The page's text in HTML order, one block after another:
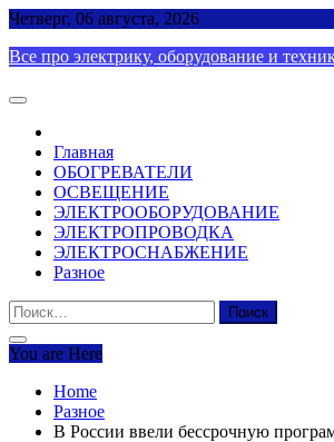
Skip
content
Четверг, 06 августа, 2026
Все про электрику, оборудование и
Главная
ОБОГРЕВАТЕЛИ
ОСВЕЩЕНИЕ
ЭЛЕКТРООБОРУДОВАНИЕ
ЭЛЕКТРОПРОВОДКА
ЭЛЕКТРОСНАБЖЕНИЕ
Разное
Найти:
You are Here
Home
Разное
В России ввели бессрочную